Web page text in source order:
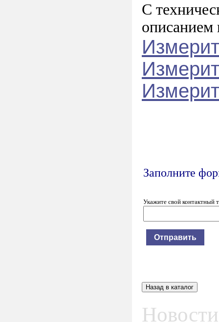
С
описанием
Заполните
Укажите свой контактный